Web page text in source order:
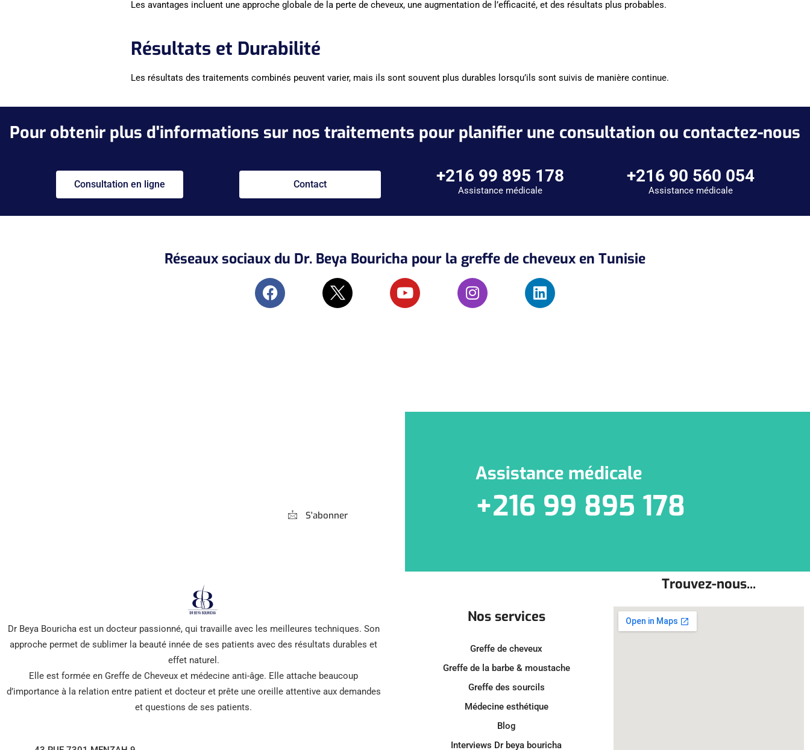
Les avantages incluent une approche globale de la perte de cheveux, une augmentation de l’efficacité, et des résultats plus probables.
Résultats et Durabilité
Les résultats des traitements combinés peuvent varier, mais ils sont souvent plus durables lorsqu’ils sont suivis de manière continue.
Pour obtenir plus d'informations sur nos traitements pour planifier une consultation ou contactez-nous
Consultation en ligne Contact +216 99 895 178
Assistance médicale
+216 90 560 054
Assistance médicale
Réseaux sociaux du Dr. Beya Bouricha pour la greffe de cheveux en Tunisie
S'abonner
Assistance médicale
+216 99 895 178
Dr Beya Bouricha est un docteur passionné, qui travaille avec les meilleures techniques. Son
approche permet de sublimer la beauté innée de ses patients avec des résultats durables et
effet naturel.
Elle est formée en Greffe de Cheveux et médecine anti-âge. Elle attache beaucoup
d’importance à la relation entre patient et docteur et prête une oreille attentive aux demandes
et questions de ses patients.
Nos services
Greffe de cheveux
Greffe de la barbe & moustache
Greffe des sourcils
Médecine esthétique
Blog
Interviews Dr beya bouricha
Trouvez-nous...